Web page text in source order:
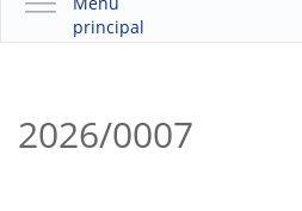
principal
O QUE É A EMPREL
2026/0007